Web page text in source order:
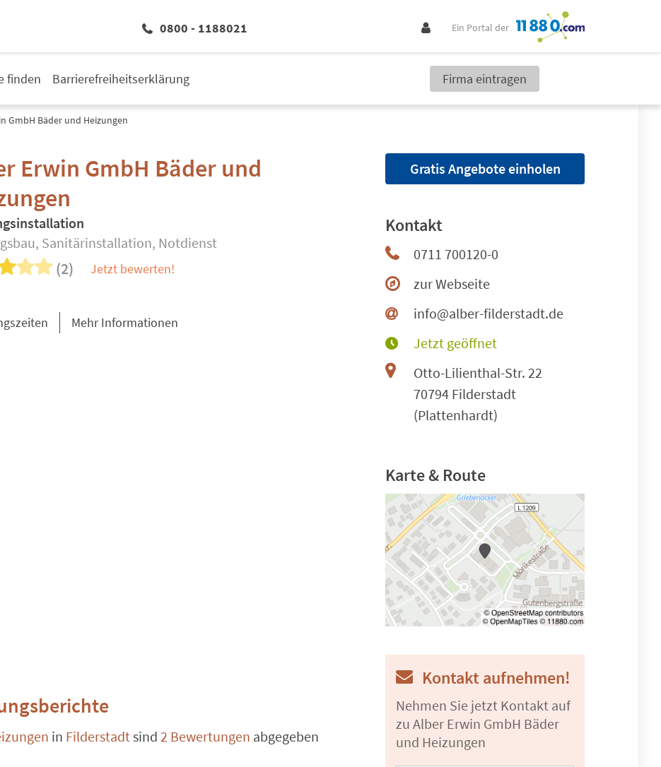
0800 - 1188021 Ein Portal der
finden Barrierefreiheitserklärung Firma eintragen
GmbH Bäder und Heizungen
Erwin GmbH Bäder und
Sanitärinstallation, Notdienst
(2) Jetzt bewerten!
Mehr Informationen
in Filderstadtsind 2 Bewertungen abgegeben
Gratis Angebote einholen
Kontakt
0711 700120-0
zur Webseite
info@alber-filderstadt.de
Jetzt geöffnet
Otto-Lilienthal-Str. 22
70794 Filderstadt
(Plattenhardt)
Karte & Route
Kontakt aufnehmen!
Nehmen Sie jetzt Kontakt auf
zu Alber Erwin GmbH Bäder
und Heizungen